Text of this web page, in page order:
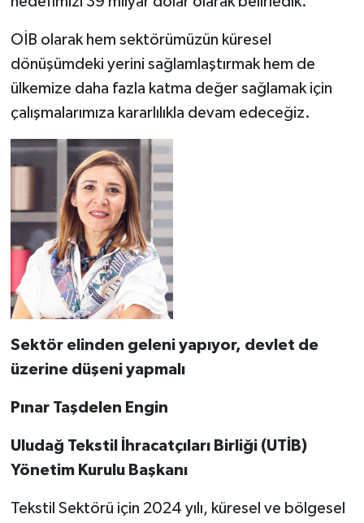
OİB olarak hem sektörümüzün küresel
dönüşümdeki yerini sağlamlaştırmak hem de
ülkemize daha fazla katma değer sağlamak için
çalışmalarımıza kararlılıkla devam edeceğiz.
Sektör elinden geleni yapıyor, devlet de
üzerine düşeni yapmalı
Pınar Taşdelen Engin
Uludağ Tekstil İhracatçıları Birliği (UTİB)
Yönetim Kurulu Başkanı
Tekstil Sektörü için 2024 yılı, küresel ve bölgesel